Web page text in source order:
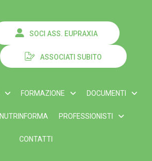
SOCI ASS. EUPRAXIA
ASSOCIATI SUBITO
FORMAZIONE DOCUMENTI
NUTRINFORMA PROFESSIONISTI
CONTATTI